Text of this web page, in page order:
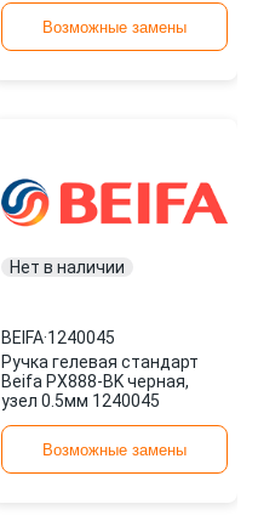
Возможные замены
Нет в наличии
BEIFA·1240045
Ручка гелевая стандарт
Beifa РХ888-BK черная,
узел 0.5мм 1240045
Возможные замены